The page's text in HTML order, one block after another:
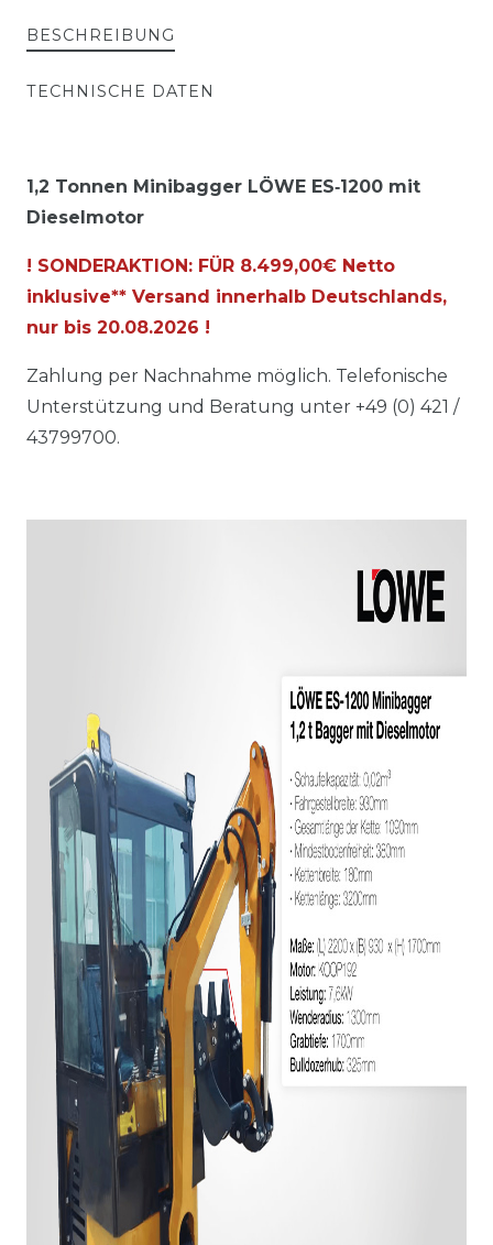
BESCHREIBUNG
TECHNISCHE DATEN
1,2 Tonnen Minibagger LÖWE ES‑1200 mit
Dieselmotor
! SONDERAKTION: FÜR 8.499,00€ Netto
inklusive** Versand innerhalb Deutschlands,
nur bis 20.08.2026 !
Zahlung per Nachnahme möglich. Telefonische
Unterstützung und Beratung unter +49 (0) 421 /
43799700.